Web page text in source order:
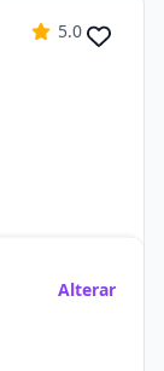
5.0
Alterar